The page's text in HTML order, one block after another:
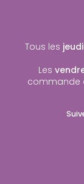
Tous les
Les
commande